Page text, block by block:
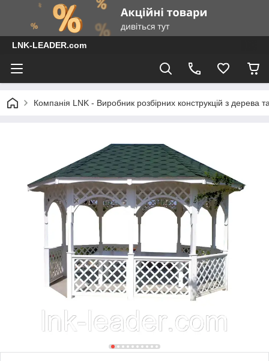
LNK-LEADER.com
Компанія LNK - Виробник розбірних конструкцій з дерева